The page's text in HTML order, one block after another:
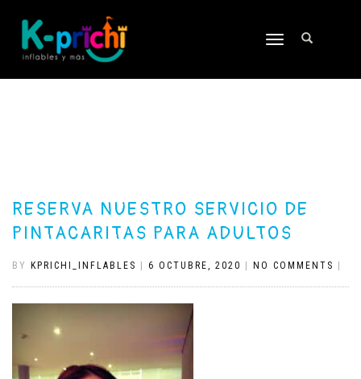
TOGGLE
RESERVA NUESTRO SERVICIO DE
PINTACARITAS PARA ADULTOS
BY KPRICHI_INFLABLES 6 OCTUBRE, 2020 NO COMMENTS